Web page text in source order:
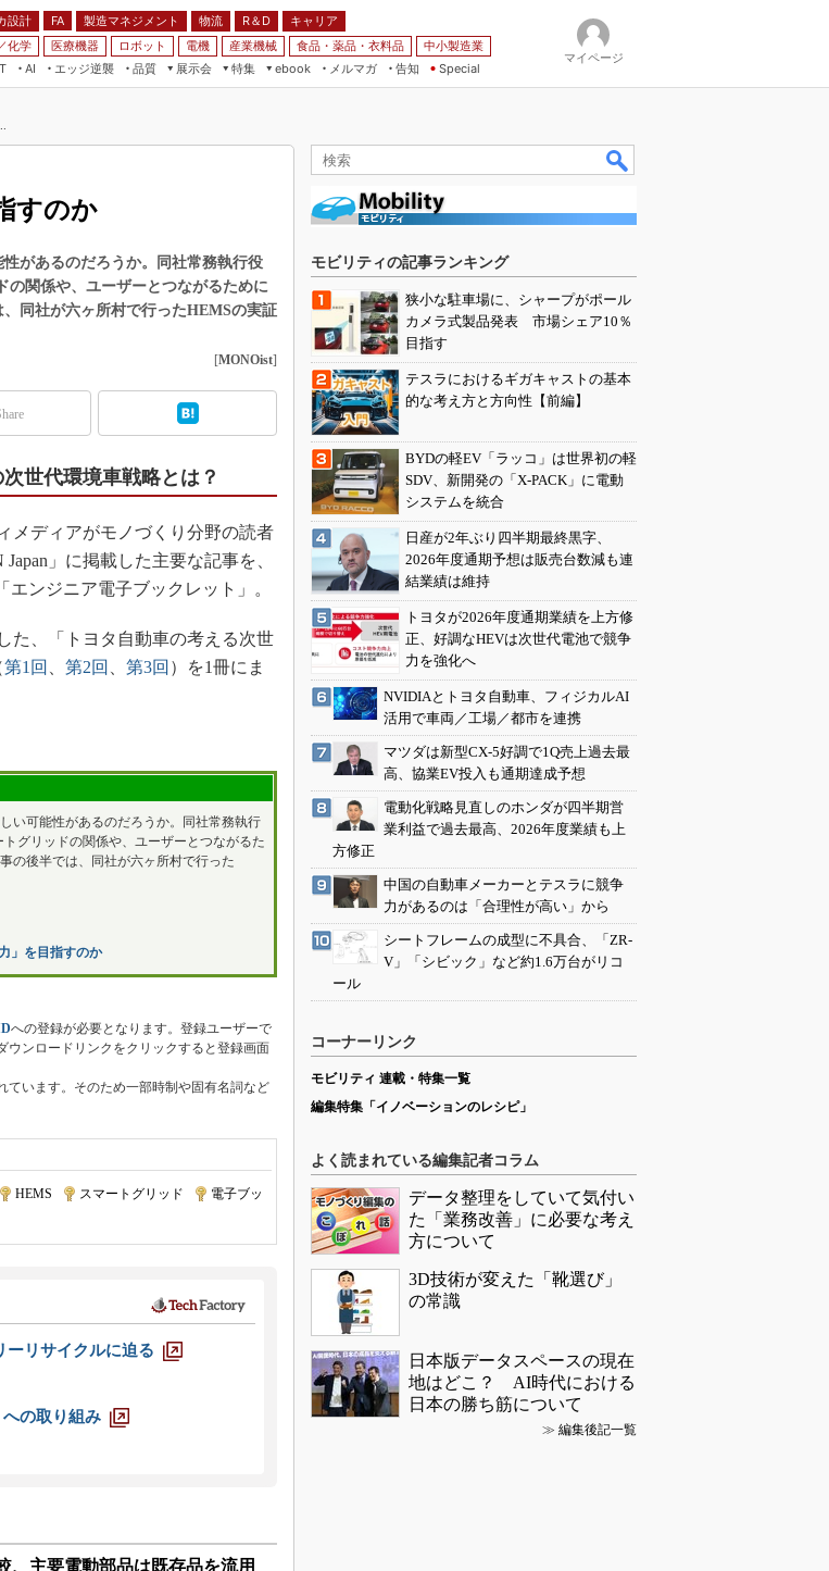
設計 FA 製造マネジメント 物流 R＆D
キャリア
化学 医療機器 ロボット 電機 産業機械 食品・薬品・衣料品
中小製造業
AI
エッジ逆襲 品質
展示会
モビリティショー
FRONTIER
WORLD
特集
VR／AR
フィールドサービス
FPGA
組み込み画像技術
車載ソフト開発
3Dプリンタ
デジタルツインとCAE
S＆OP
インダストリー4.0
イノベーション
製造業ビッグデータ
グローバル設計・開発
制御セキュリティ
ebook
モビリティ
素材／化学
メルマガ
告知 Special
マイページ
すのか
があるのだろうか。同社常務執行役
の関係や、ユーザーとつながるために
同社が六ヶ所村で行ったHEMSの実証
[MONOist]
次世代環境車戦略とは？
メディアがモノづくり分野の読者
」に掲載した主要な記事を、
ンジニア電子ブックレット」。
た、「トヨタ自動車の考える次世
第1回 第2回 第3回 ）を1冊にま
い可能性があるのだろうか。同社常務執行
グリッドの関係や、ユーザーとつながるた
の後半では、同社が六ヶ所村で行った
」を目指すのか
への登録が必要となります。登録ユーザーで
ウンロードリンクをクリックすると登録画面
ています。そのため一部時制や固有名詞など
HEMS スマートグリッド
電子ブッ
ーリサイクルに迫る
の取り組み
、主要電動部品は既存品を流用
モビリティの記事ランキング
狭小な駐車場に、シャープがポール
カメラ式製品発表 市場シェア10％
目指す
テスラにおけるギガキャストの基本
的な考え方と方向性【前編】
BYDの軽EV「ラッコ」は世界初の軽
SDV、新開発の「X-PACK」に電動
システムを統合
日産が2年ぶり四半期最終黒字、
2026年度通期予想は販売台数減も連
結業績は維持
トヨタが2026年度通期業績を上方修
正、好調なHEVは次世代電池で競争
力を強化へ
NVIDIAとトヨタ自動車、フィジカルAI
活用で車両／工場／都市を連携
マツダは新型CX-5好調で1Q売上過去最
高、協業EV投入も通期達成予想
電動化戦略見直しのホンダが四半期営
業利益で過去最高、2026年度業績も上
方修正
中国の自動車メーカーとテスラに競争
力があるのは「合理性が高い」から
シートフレームの成型に不具合、「ZR-
V」「シビック」など約1.6万台がリコ
ール
コーナーリンク
モビリティ 連載・特集一覧
編集特集「イノベーションのレシピ」
よく読まれている編集記者コラム
データ整理をしていて気付い
た「業務改善」に必要な考え
方について
3D技術が変えた「靴選び」
の常識
日本版データスペースの現在
地はどこ？ AI時代における
日本の勝ち筋について
≫ 編集後記一覧